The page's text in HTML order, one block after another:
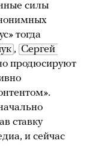
силы
тогда
, Сергей
продюсируют
ставку
и сейчас